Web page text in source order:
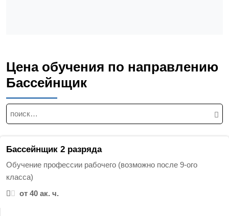
Цена обучения по направлению
Бассейнщик
Н
а
т
Бассейнщик 2 разряда
Обучение профессии рабочего (возможно после 9-ого
класса)
от 40 ак. ч.